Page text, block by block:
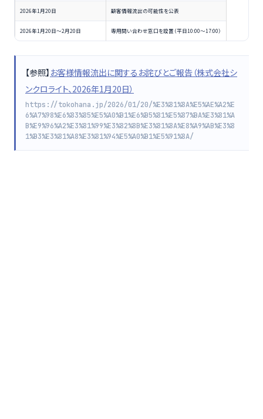
2026年1月20日 顧客情報流出の可能性を公表
2026年1月20日〜2月20日 専用問い合わせ窓口を設置（平日10:00〜17:00）
【参照】 お客様情報流出に関するお詫びとご報告（株式会社シ
ンクロライト、2026年1月20日）
https://tokohana.jp/2026/01/20/%E3%81%8A%E5%AE%A2%E
6%A7%98%E6%83%85%E5%A0%B1%E6%B5%81%E5%87%BA%E3%81%A
B%E9%96%A2%E3%81%99%E3%82%8B%E3%81%8A%E8%A9%AB%E3%8
1%B3%E3%81%A8%E3%81%94%E5%A0%B1%E5%91%8A/